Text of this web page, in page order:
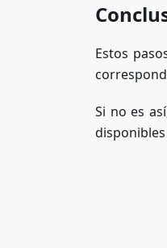
Estos
Si no es